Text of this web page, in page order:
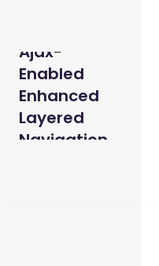
Ajax-
Enabled
Enhanced
Layered
Navigation